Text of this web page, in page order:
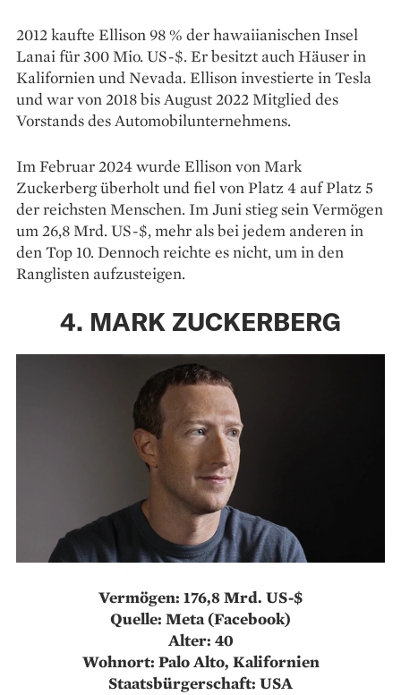
2012 kaufte Ellison 98 % der hawaiianischen Insel
Lanai für 300 Mio. US-$. Er besitzt auch Häuser in
Kalifornien und Nevada. Ellison investierte in Tesla
und war von 2018 bis August 2022 Mitglied des
Vorstands des Automobilunternehmens.
Im Februar 2024 wurde Ellison von Mark
Zuckerberg überholt und fiel von Platz 4 auf Platz 5
der reichsten Menschen. Im Juni stieg sein Vermögen
um 26,8 Mrd. US-$, mehr als bei jedem anderen in
den Top 10. Dennoch reichte es nicht, um in den
Ranglisten aufzusteigen.
4. MARK ZUCKERBERG
Vermögen: 176,8 Mrd. US-$
Quelle: Meta (Facebook)
Alter: 40
Wohnort: Palo Alto, Kalifornien
Staatsbürgerschaft: USA